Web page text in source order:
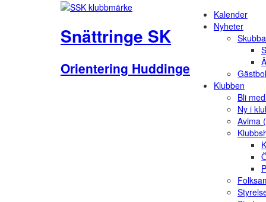
Snättringe SK
Orientering Huddinge
Kalender
Nyheter
Klubben
Bli
Ny i
Avima